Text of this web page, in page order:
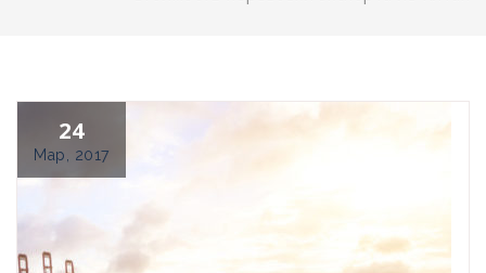
24
Мар, 2017